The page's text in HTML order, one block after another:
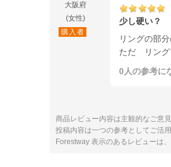
大阪府
(女性)
購入者
少し硬い？
リングの部
ただ リング
0人の参考に
商品レビュー内容は主観的なご意
投稿内容は一つの参考としてご活
Forestway 表示のあるレビューは